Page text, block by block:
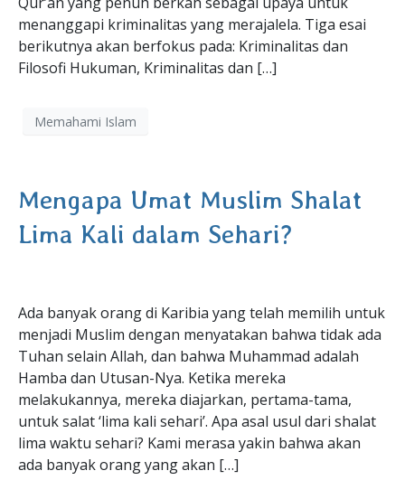
menanggapi kriminalitas yang merajalela. Tiga esai
berikutnya akan berfokus pada: Kriminalitas dan
Filosofi Hukuman, Kriminalitas dan […]
Memahami Islam
Mengapa Umat Muslim Shalat
Lima Kali dalam Sehari?
Ada banyak orang di Karibia yang telah memilih untuk
menjadi Muslim dengan menyatakan bahwa tidak ada
Tuhan selain Allah, dan bahwa Muhammad adalah
Hamba dan Utusan-Nya. Ketika mereka
melakukannya, mereka diajarkan, pertama-tama,
untuk salat ‘lima kali sehari’. Apa asal usul dari shalat
lima waktu sehari? Kami merasa yakin bahwa akan
ada banyak orang yang akan […]